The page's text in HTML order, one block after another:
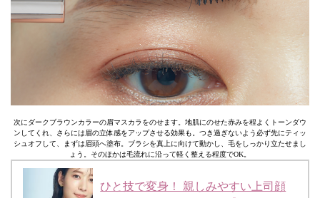
次にダークブラウンカラーの眉マスカラをのせます。地肌にのせた赤みを程よくトーンダウ
ンしてくれ、さらには眉の立体感をアップさせる効果も。つき過ぎないよう必ず先にティッ
シュオフして、まずは眉頭へ塗布。ブラシを真上に向けて動かし、毛をしっかり立たせまし
ょう。そのほかは毛流れに沿って軽く整える程度でOK。
ひと技で変身！ 親しみやすい上司顔